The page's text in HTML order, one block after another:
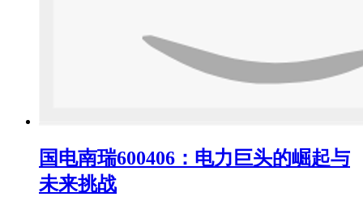
国电南瑞600406：电力巨头的崛起与
未来挑战